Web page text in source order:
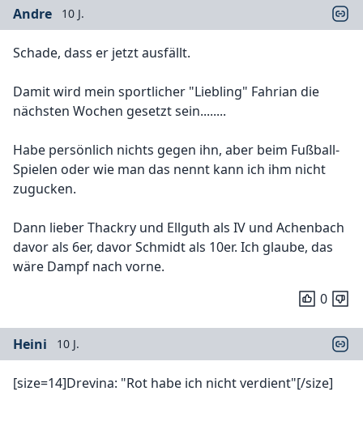
Andre 10 J.
Schade, dass er jetzt ausfällt.
Damit wird mein sportlicher "Liebling" Fahrian die
nächsten Wochen gesetzt sein........
Habe persönlich nichts gegen ihn, aber beim Fußball-
Spielen oder wie man das nennt kann ich ihm nicht
zugucken.
Dann lieber Thackry und Ellguth als IV und Achenbach
davor als 6er, davor Schmidt als 10er. Ich glaube, das
wäre Dampf nach vorne.
0
Heini 10 J.
[size=14]Drevina: "Rot habe ich nicht verdient"[/size]